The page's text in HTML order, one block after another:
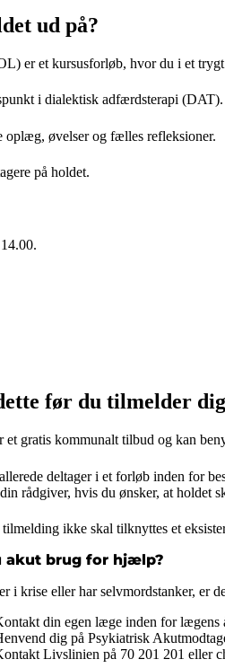
ud på?
er et kursusforløb, hvor du i et
i dialektisk adfærdsterapi
oplæg, øvelser og fælles refleksioner.
på holdet.
før du tilmelder dig
et gratis kommunalt tilbud og kan
deltager i et forløb inden for
rådgiver, hvis du ønsker, at holdet
ikke skal tilknyttes et
akut brug for hjælp?
i krise eller har selvmordstanker, er
din egen læge inden for
dig på Psykiatrisk
Livslinien på 70 201 201 eller